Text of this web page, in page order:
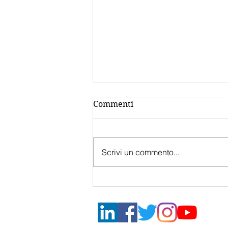
2022 Mantova Contributi
fondo perduto 50%
Commenti
Scrivi un commento...